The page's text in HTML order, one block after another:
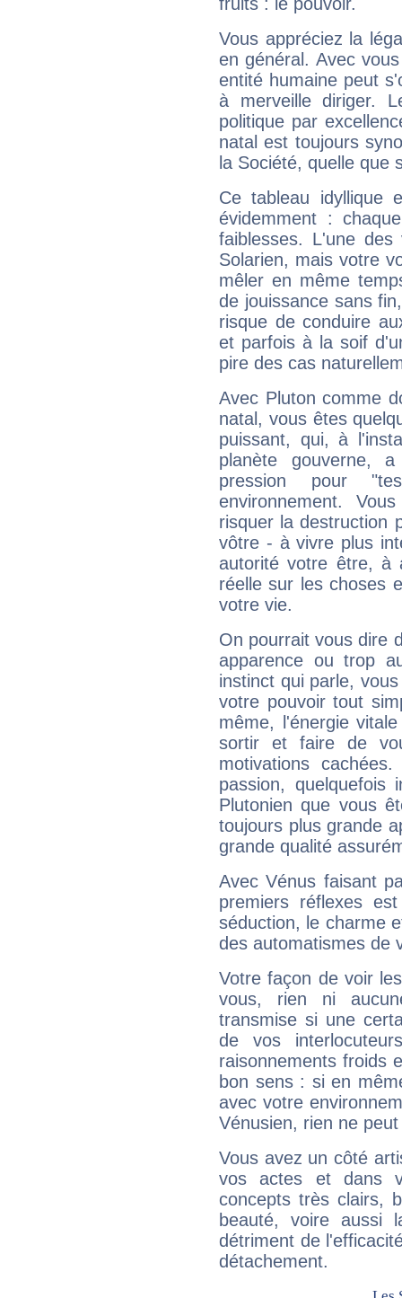
fruits : le pouvoir.
Vous appréciez la
en général. Avec
entité humaine peut
à merveille diriger.
politique par
natal est toujours
la Société, quelle que
Ce tableau idyllique
évidemment :
faiblesses. L'une
Solarien, mais votre
mêler en même
de jouissance sans
risque de conduire
et parfois à la soif
pire des cas
Avec Pluton comme
natal, vous êtes
puissant, qui, à
planète gouverne,
pression pour
environnement.
risquer la destruction
vôtre - à vivre plus
autorité votre être, à
réelle sur les choses
votre vie.
On pourrait vous dire
apparence ou trop
instinct qui parle,
votre pouvoir tout
même, l'énergie
sortir et faire de
motivations
passion, quelquefois
Plutonien que vous
toujours plus grande
grande qualité
Avec Vénus faisant
premiers réflexes
séduction, le charme
des automatismes de
Votre façon de voir
vous, rien ni
transmise si une
de vos
raisonnements froids
bon sens : si en
avec votre
Vénusien, rien ne
Vous avez un côté
vos actes et dans
concepts très clairs,
beauté, voire aussi
détriment de
détachement.